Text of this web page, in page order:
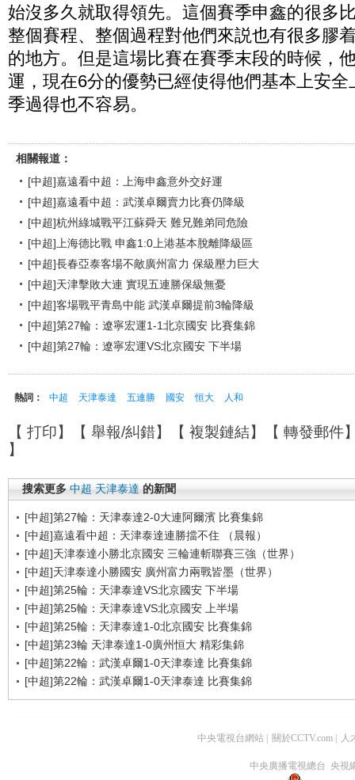
始沒多久就取得領先。這個賽季申鑫的很多
整個賽程、整個過程對他們來説也有很多膠
的地方。但是這場比賽在賽季末段的時候，
運，現在6分的優勢已經使得他們基本上安
季過得也不容易。
相關報道：
[中超]嘉遠看中超：上海申鑫意外交好運
[中超]嘉遠看中超：武漢卓爾賣力比賽仍降級
[中超]杭州綠城戰平江蘇舜天 難兄難弟同危險
[中超]上海德比戰 申鑫1:0上港基本脫離降級區
[中超]長春亞泰客場不敵廣州富力 保級壓力巨大
[中超]天津擊敗大連 實現五連勝保級無憂
[中超]客場戰平青島中能 武漢卓爾提前3輪降級
[中超]第27輪：遼寧宏運1-1北京國安 比賽集錦
[中超]第27輪：遼寧宏運VS北京國安 下半場
熱詞： 中超 天津泰達 五連勝 國安 恒大 人和
【 打印】【 舉報/糾錯】【 複製鏈結】【 轉發郵件
】
搜索更多 中超 天津泰達 的新聞
[中超]第27輪：天津泰達2-0大連阿爾濱 比賽集錦
[中超]嘉遠看中超：天津泰達連勝擋不住 （晨報）
[中超]天津泰達小勝北京國安 三輪連斬聯賽三強（世界）
[中超]天津泰達小勝國安 廣州富力兩戰皆墨（世界）
[中超]第25輪：天津泰達VS北京國安 下半場
[中超]第25輪：天津泰達VS北京國安 上半場
[中超]第25輪：天津泰達1-0北京國安 比賽集錦
[中超]第23輪 天津泰達1-0廣州恒大 精彩集錦
[中超]第22輪：武漢卓爾1-0天津泰達 比賽集錦
[中超]第22輪：武漢卓爾1-0天津泰達 比賽集錦
中央電視台網站 關於CCTV.com 人
中央廣播電視總台 央視